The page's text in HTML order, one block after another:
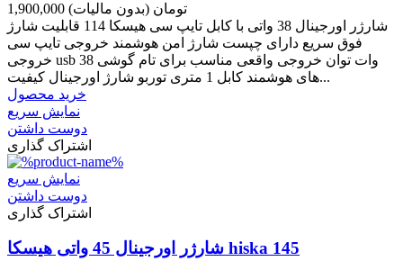
1,900,000 تومان (بدون مالیات)
شارژر اورجینال 38 واتی با کابل تایپ سی هیسکا 114 قابلیت شارژ
فوق سریع دارای چپست شارژ امن هوشمند خروجی تایپ سی
خروجی usb 38 وات توان خروجی واقعی مناسب برای تام گوشی
های هوشمند کابل 1 متری توربو شارژ اورجینال کیفیت...
خرید محصول
نمایش سریع
دوست داشتن
اشتراک گذاری
نمایش سریع
دوست داشتن
اشتراک گذاری
شارژر اورجینال 45 واتی هیسکا hiska 145